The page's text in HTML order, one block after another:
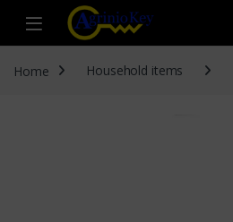
Skip to navigation
Skip to content
Open
Home Household items